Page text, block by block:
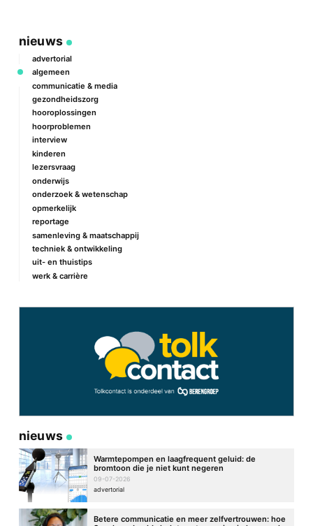
nieuws
advertorial
algemeen
communicatie & media
gezondheidszorg
hooroplossingen
hoorproblemen
interview
kinderen
lezersvraag
onderwijs
onderzoek & wetenschap
opmerkelijk
reportage
samenleving & maatschappij
techniek & ontwikkeling
uit- en thuistips
werk & carrière
nieuws
Warmtepompen en laagfrequent geluid: de
bromtoon die je niet kunt negeren
09-07-2026
advertorial
Betere communicatie en meer zelfvertrouwen: hoe